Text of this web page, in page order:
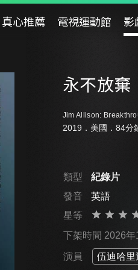
真心推薦 電視運動館 影
永不放棄
Jim Allison:
2019．美國．84分
類型
紀錄片
發音
英語
星等
下架時間 2026年
演員 伍迪哈里